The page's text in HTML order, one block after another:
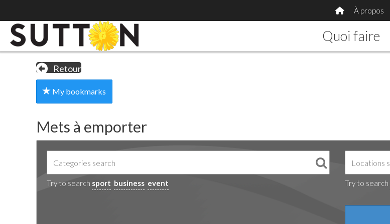
À propos
Quoi faire
Retour
My bookmarks
Mets à emporter
Try to search sport business event Try to search